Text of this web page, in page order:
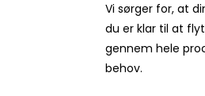
Vi sørger for, at
du er klar til at
gennem hele
behov.